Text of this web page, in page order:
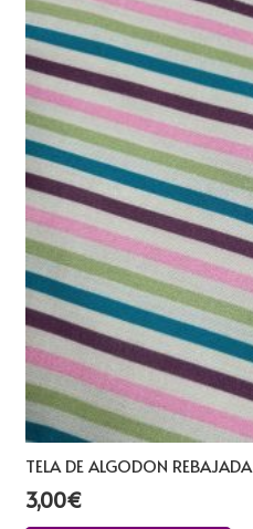
TELA DE ALGODON REBAJADA
3,00€